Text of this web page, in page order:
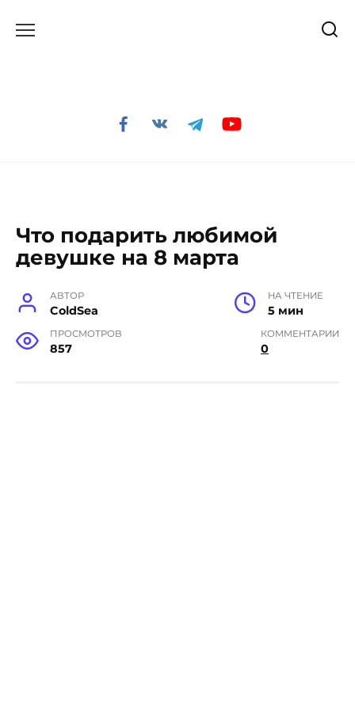
Что подарить любимой
девушке на 8 марта
АВТОР
ColdSea
НА ЧТЕНИЕ
5 мин
ПРОСМОТРОВ
857
КОММЕНТАРИИ
0